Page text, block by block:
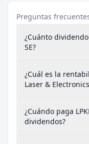
Preguntas
¿Cuánto
SE?
¿Cuál es la
Laser &
¿Cuándo paga
dividendos?